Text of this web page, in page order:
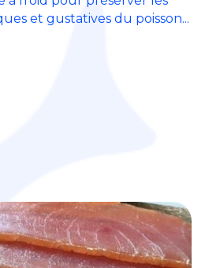
et gustatives du poisson...